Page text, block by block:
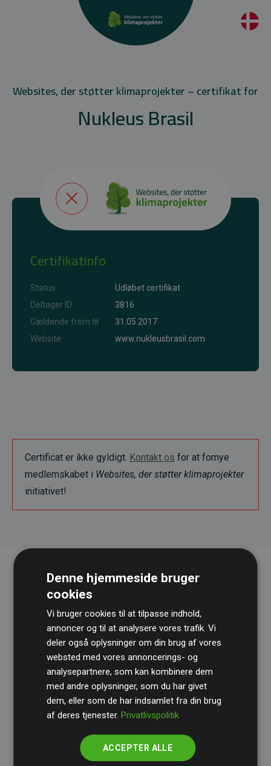
Websites, der støtter klimaprojekter – certifikat for
Nukleus Brasil
Certifikatinfo
Status
Udløbet certifikat
Deltager ID
3816
Gældende frem til
31.05.2017
Website
www.nukleusbrasil.com
Certificat er ikke gyldigt. Kontakt os for at fornye
medlemskabet i Websites, der støtter klimaprojekter
initiativet!
RevisionshusetBDOgennemgår løbende vores
beregninger og metode for at sikre gennemsigtighed
og pålidelighed.
Deres revision dokumenterer, at vores investeringer i
medlemmernes websites estimerede CO₂-
Denne hjemmeside bruger
cookies
Vi bruger cookies til at tilpasse indhold,
annoncer og til at analysere vores trafik. Vi
deler også oplysninger om din brug af vores
websted med vores annoncerings- og
analysepartnere, som kan kombinere dem
med andre oplysninger, som du har givet
dem, eller som de har indsamlet fra din brug
af deres tjenester.Privatlivspolitik
ACCEPTER ALLE